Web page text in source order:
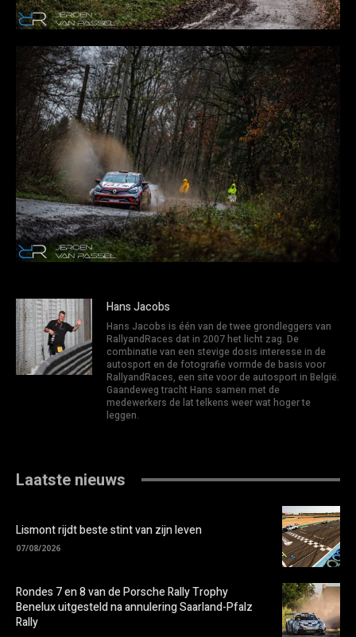
Hans Jacobs
Hans Jacobs is één van de twee grondleggers van
RallyandRaces dat in 2007 het licht zag. De
combinatie van een stevige dosis interesse in de
autosport en de fotografie vormde de basis voor
RallyandRaces, een site voor de autosport in België.
Gaandeweg tracht Hans samen met de
medewerkers de lat telkens weer wat hoger te
leggen.
Laatste nieuws
Lismont rijdt beste stint van zijn leven
07/08/2026
Rondes 7 en 8 van de Porsche Rally Trophy
Benelux uitgesteld na annulering Saarland-Pfalz
Rally